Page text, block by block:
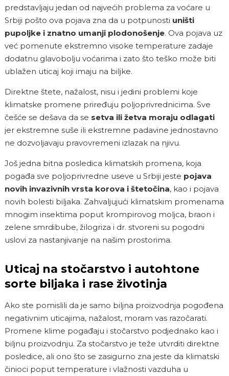
predstavljaju jedan od najvećih problema za voćare u
Srbiji pošto ova pojava zna da u potpunosti uništi
pupoljke i znatno umanji plodonošenje. Ova pojava uz
već pomenute ekstremno visoke temperature zadaje
dodatnu glavobolju voćarima i zato što teško može biti
ublažen uticaj koji imaju na biljke.
Direktne štete, nažalost, nisu i jedini problemi koje
klimatske promene priređuju poljoprivrednicima. Sve
češće se dešava da se setva ili žetva moraju odlagati
jer ekstremne suše ili ekstremne padavine jednostavno
ne dozvoljavaju pravovremeni izlazak na njivu.
Još jedna bitna posledica klimatskih promena, koja
pogađa sve poljoprivredne useve u Srbiji jeste pojava
novih invazivnih vrsta korova i štetočina, kao i pojava
novih bolesti biljaka. Zahvaljujući klimatskim promenama
mnogim insektima poput krompirovog moljca, braon i
zelene smrdibube, žilogriza i dr. stvoreni su pogodni
uslovi za nastanjivanje na našim prostorima.
Uticaj na stočarstvo i autohtone
sorte biljaka i rase životinja
Ako ste pomislili da je samo biljna proizvodnja pogođena
negativnim uticajima, nažalost, moram vas razočarati.
Promene klime pogađaju i stočarstvo podjednako kao i
biljnu proizvodnju. Za stočarstvo je teže utvrditi direktne
posledice, ali ono što se zasigurno zna jeste da klimatski
činioci poput temperature i vlažnosti vazduha u